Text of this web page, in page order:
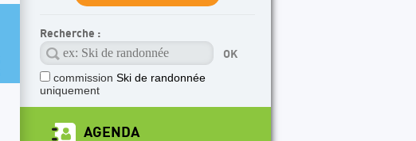
Recherche :
commission Ski de randonnée
uniquement
AGENDA